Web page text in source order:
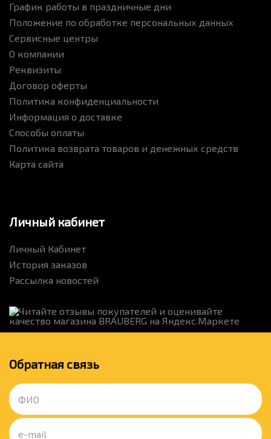
График работы в праздничные дни
Положение по обработке персональных данных
Сервисные центры
О компании
Реквизиты
Договор оферты
Политика конфиденциальности
Информация о доставке
Способы оплаты
Политика возврата товаров и денежных средств
Карта сайта
Личный кабинет
Личный Кабинет
История заказов
Рассылка новостей
Обратная связь